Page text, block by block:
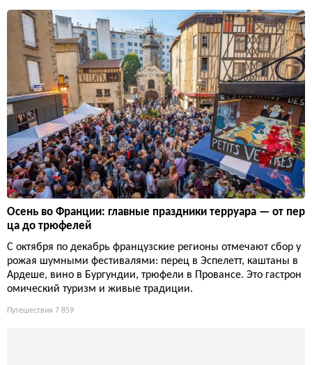
ормовому океану, в рождественский Прованс и на пустой Лаз
урный берег. Дешевле, спокойнее и без чувства вины за угле
родный след.
Путешествия 7 416
Пять самых красивых деревень Ардеша: от Балязюка до
Лабома
Ардеш — это не только знаменитые ущелья. Пять деревень с
замками, узкими улочками и речными пляжами доказывают,
что настоящая Франция спрятана в деталях. Идеально для те
х, кто устал от открыточных городов.
Путешествия 7 462